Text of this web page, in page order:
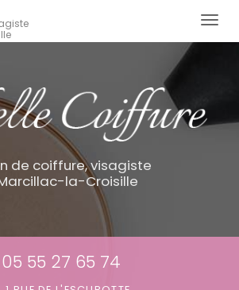
de coiffure, visagiste
la-Croisille
05 55 27 65 74